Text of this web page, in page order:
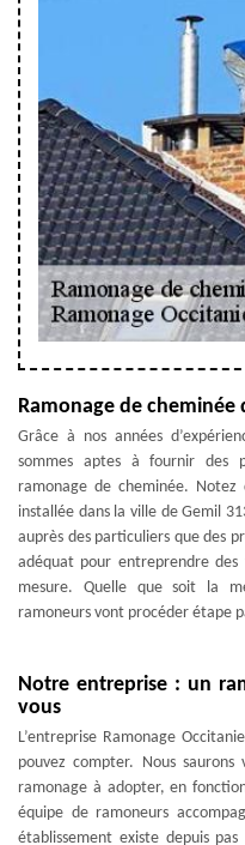
Ramonage de cheminée
Grâce à nos années
sommes aptes à fournir des
ramonage de cheminée.
installée dans la ville de Gemil
auprès des particuliers que des
adéquat pour entreprendre
mesure. Quelle que soit la
ramoneurs vont procéder étape
Notre entreprise : un
vous
L’entreprise Ramonage
pouvez compter. Nous
ramonage à adopter, en
équipe de ramoneurs
établissement existe depuis